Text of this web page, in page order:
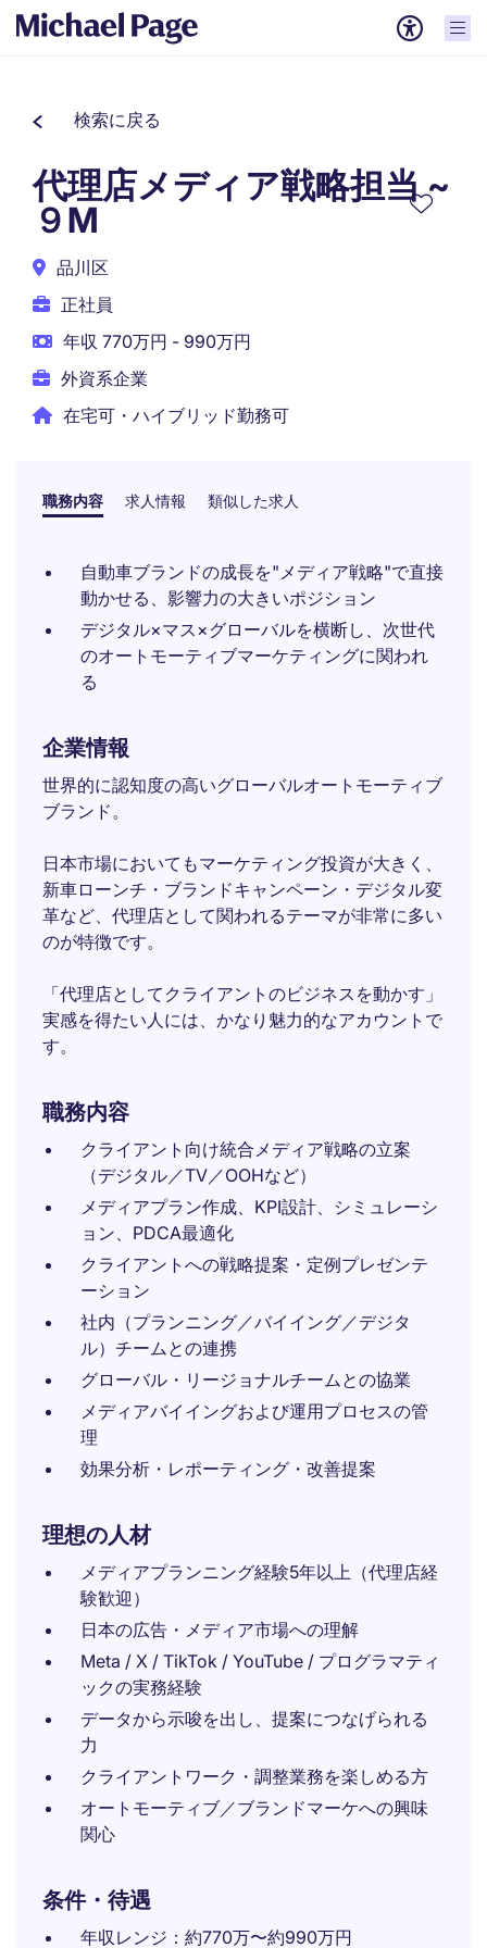
検索に戻る
代理店メディア戦略担当 ~
９M
品川区
正社員
年収 770万円 - 990万円
外資系企業
在宅可・ハイブリッド勤務可
職務内容 求人情報 類似した求人
自動車ブランドの成長を"メディア戦略"で直接
動かせる、影響力の大きいポジション
デジタル×マス×グローバルを横断し、次世代
のオートモーティブマーケティングに関われ
る
企業情報
世界的に認知度の高いグローバルオートモーティブ
ブランド。
日本市場においてもマーケティング投資が大きく、
新車ローンチ・ブランドキャンペーン・デジタル変
革など、代理店として関われるテーマが非常に多い
のが特徴です。
「代理店としてクライアントのビジネスを動かす」
実感を得たい人には、かなり魅力的なアカウントで
す。
職務内容
クライアント向け統合メディア戦略の立案
（デジタル／TV／OOHなど）
メディアプラン作成、KPI設計、シミュレーシ
ョン、PDCA最適化
クライアントへの戦略提案・定例プレゼンテ
ーション
社内（プランニング／バイイング／デジタ
ル）チームとの連携
グローバル・リージョナルチームとの協業
メディアバイイングおよび運用プロセスの管
理
効果分析・レポーティング・改善提案
理想の人材
メディアプランニング経験5年以上（代理店経
験歓迎）
日本の広告・メディア市場への理解
Meta / X / TikTok / YouTube / プログラマティ
ックの実務経験
データから示唆を出し、提案につなげられる
力
クライアントワーク・調整業務を楽しめる方
オートモーティブ／ブランドマーケへの興味
関心
条件・待遇
年収レンジ：約770万〜約990万円